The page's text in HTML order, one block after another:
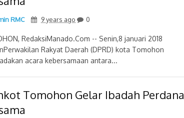
RMC 9 years ago 0
RedaksiManado.Com -- Senin,8 januari 2018
Rakyat Daerah (DPRD) kota Tomohon
acara kebersamaan antara...
Tomohon Gelar Ibadah Perdana